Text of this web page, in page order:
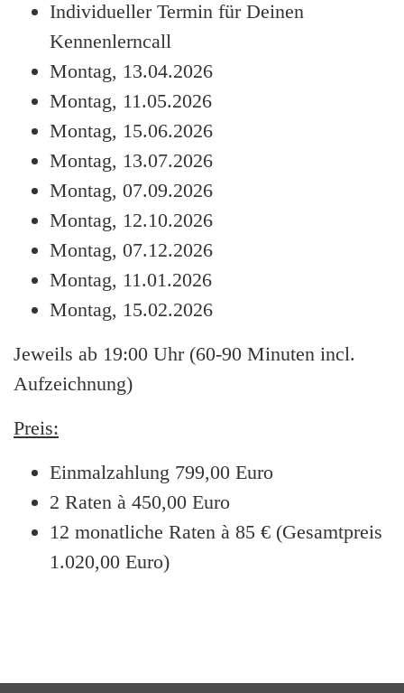
Individueller Termin für Deinen
Kennenlerncall
Montag, 13.04.2026
Montag, 11.05.2026
Montag, 15.06.2026
Montag, 13.07.2026
Montag, 07.09.2026
Montag, 12.10.2026
Montag, 07.12.2026
Montag, 11.01.2026
Montag, 15.02.2026
Jeweils ab 19:00 Uhr (60-90 Minuten incl.
Aufzeichnung)
Preis:
Einmalzahlung 799,00 Euro
2 Raten à 450,00 Euro
12 monatliche Raten à 85 € (Gesamtpreis
1.020,00 Euro)